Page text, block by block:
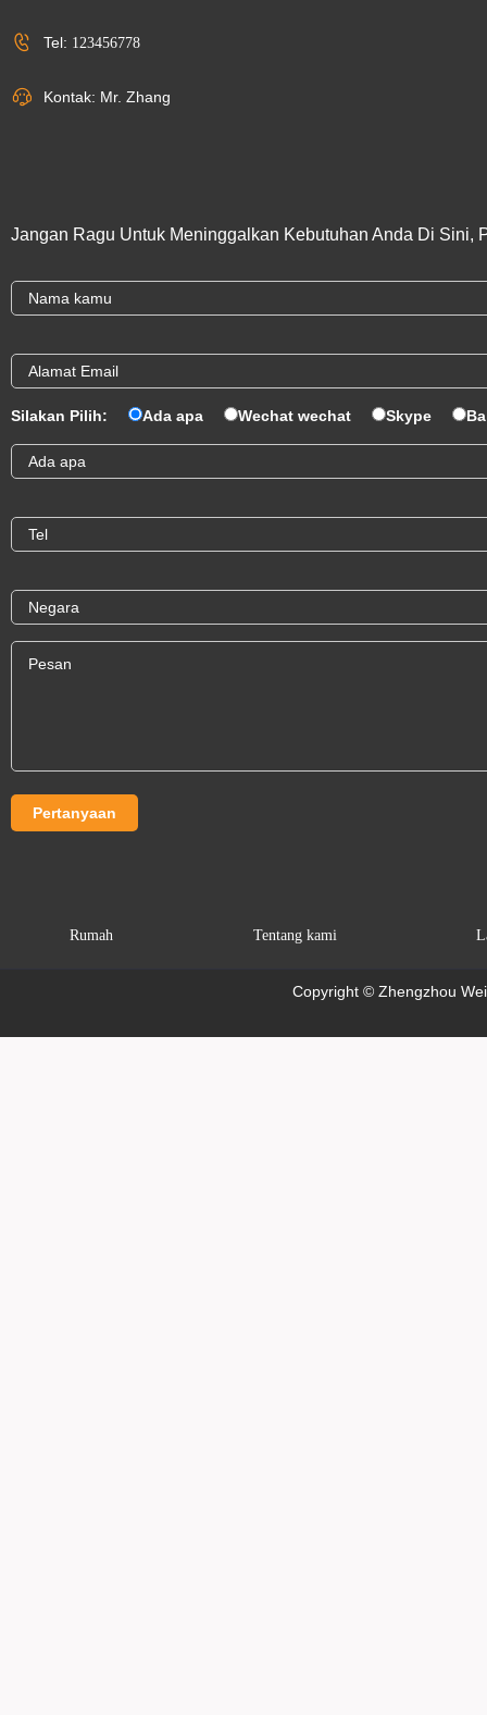
Tel: 123456778
Kontak: Mr. Zhang
Jangan Ragu Untuk Meninggalkan Kebutuhan Anda Di Sini,
Silakan Pilih: Ada apa Wechat wechat Skype
Rumah Tentang kami
Copyright © Zhengzhou